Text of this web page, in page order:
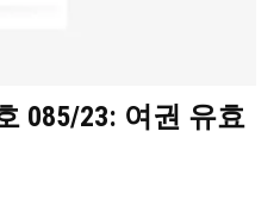
085/23: 여권 유효